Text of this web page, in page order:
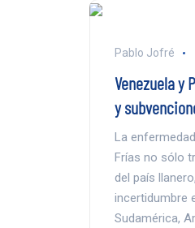
Pablo Jofré
Venezuela y
y
La
Frías no sólo
del país
incertidumbre
Sudamérica,